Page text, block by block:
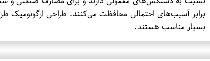
برابر آسیب‌های احتمالی محافظت می‌کنند. طراحی ارگونومیک
بسیار مناسب هستند.